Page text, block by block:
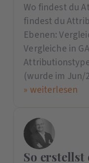
Wo findest du
findest du
Ebenen:
Vergleiche in
(wurde im Jun/
» weiterlesen
So erstellst